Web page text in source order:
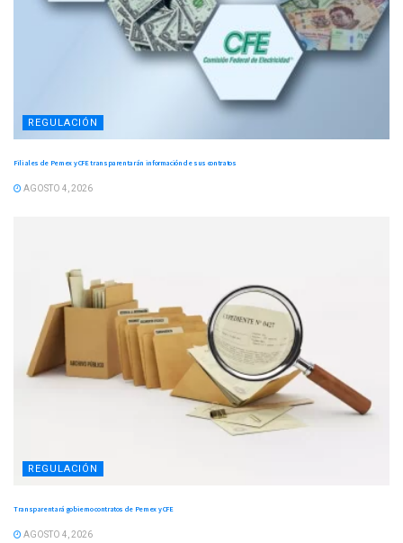
REGULACIÓN
Filiales de Pemex y CFE transparentarán información de sus contratos
AGOSTO 4, 2026
REGULACIÓN
Transparentará gobierno contratos de Pemex y CFE
AGOSTO 4, 2026